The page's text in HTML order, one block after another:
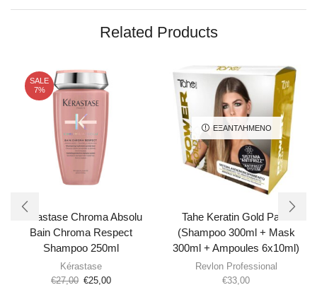
ΟΔΗΓΙΕΣ ΧΡΗΣΗΣ :
Αφροποιήστε και κάντε απαλό μασάζ.
Ξεβγάλτε καλά με άφθονο νερό.
Related Products
SALE
7%
Kerastase Chroma Absolu
Bain Chroma Respect
Shampoo 250ml
Kérastase
€27,00 €25,00
ΕΞΑΝΤΛΗΜΈΝΟ
Tahe Keratin Gold Pack
(Shampoo 300ml + Mask
300ml + Ampoules 6x10ml)
Revlon Professional
€33,00